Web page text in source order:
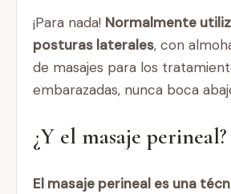
¡Para nada! Normalmente
posturas laterales, con
de masajes para los
embarazadas, nunca boca
¿Y el masaje perineal?
El masaje perineal es una